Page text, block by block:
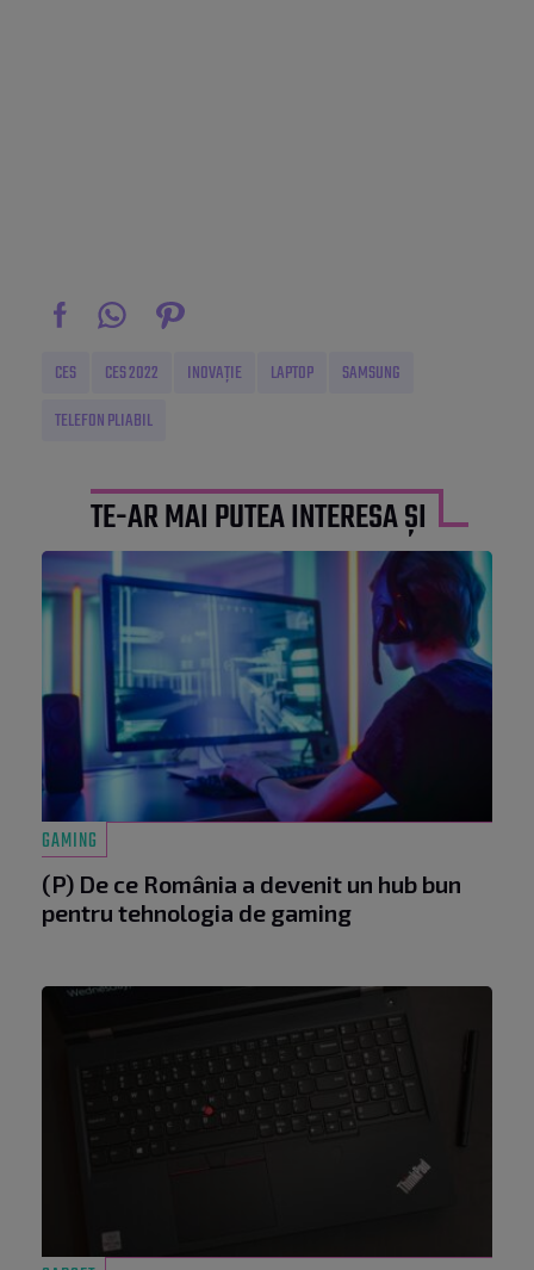
CES CES 2022 INOVAȚIE LAPTOP
SAMSUNG
TELEFON PLIABIL
TE-AR MAI PUTEA INTERESA ȘI
GAMING
(P) De ce România a devenit un hub bun
pentru tehnologia de gaming